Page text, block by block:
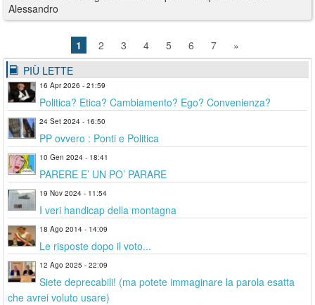
Alessandro
1 2 3 4 5 6 7
»
PIÙ LETTE
16 Apr 2026 - 21:59
Politica? Etica? Cambiamento? Ego? Convenienza?
24 Set 2024 - 16:50
PP ovvero : Ponti e Politica
10 Gen 2024 - 18:41
PARERE E’ UN PO’ PARARE
19 Nov 2024 - 11:54
I veri handicap della montagna
18 Ago 2014 - 14:09
Le risposte dopo il voto...
12 Ago 2025 - 22:09
Siete deprecabili! (ma potete immaginare la parola esatta
che avrei voluto usare)